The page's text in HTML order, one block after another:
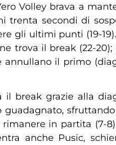
Volley brava a
secondi di
gli ultimi punti (19-
trova il break (22-
il primo
break grazie alla
in partita (7-
anche Pusic,